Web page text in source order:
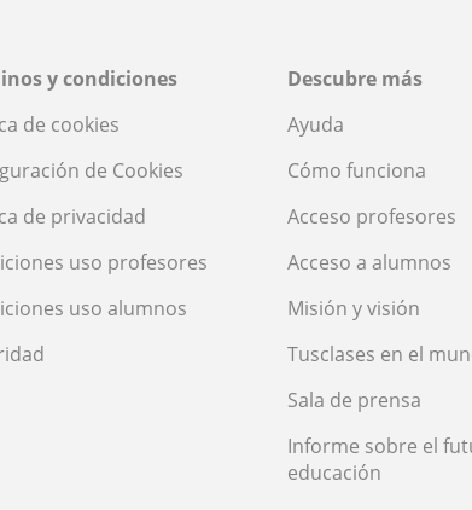
y condiciones
de cookies
de Cookies
de privacidad
uso profesores
uso alumnos
Descubre más
Ayuda
Cómo funciona
Acceso profesores
Acceso a alumnos
Misión y visión
Tusclases en el
Sala de prensa
Informe sobre el
educación